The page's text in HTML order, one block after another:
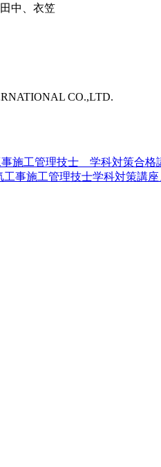
中、衣笠
CO.,LTD.
事施工管理技士 学科対策合格
工事施工管理技士学科対策講座